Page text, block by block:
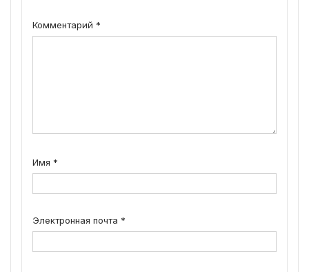
Комментарий *
Имя *
Электронная почта *